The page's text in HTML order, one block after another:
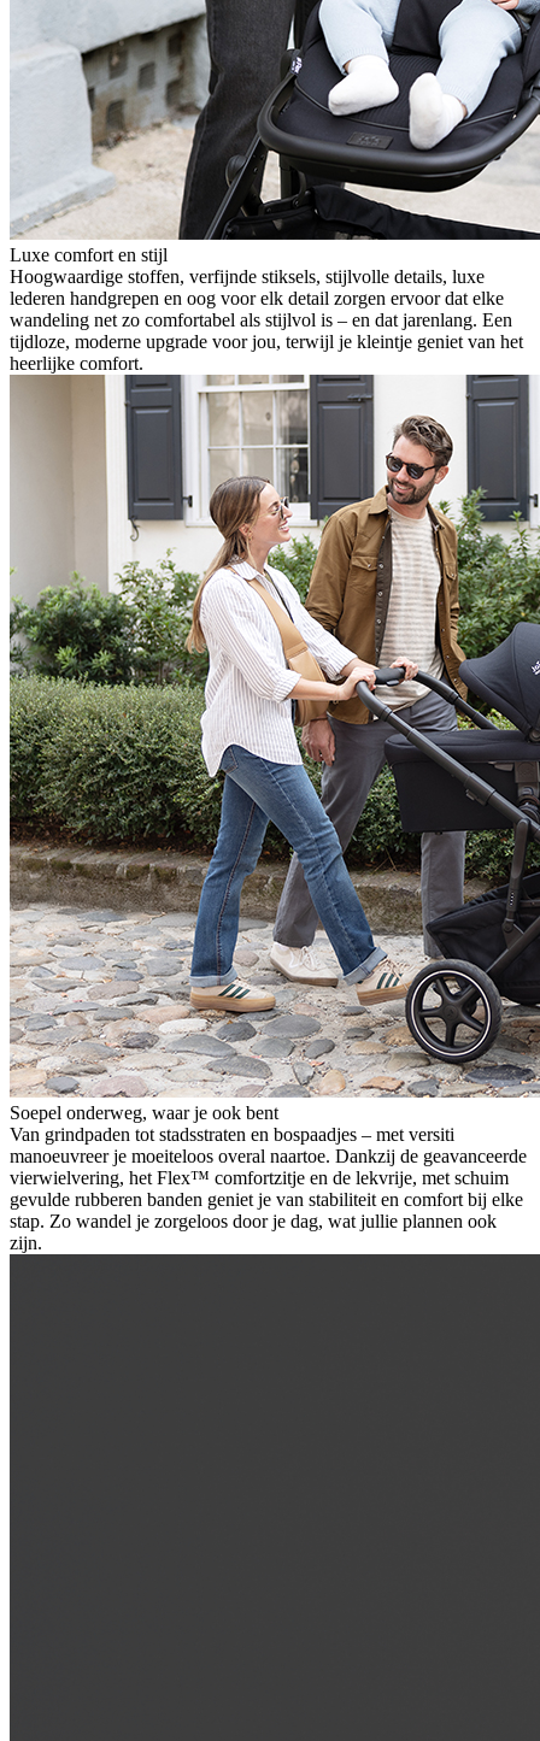
Luxe comfort en stijl
Hoogwaardige stoffen, verfijnde stiksels, stijlvolle details, luxe
lederen handgrepen en oog voor elk detail zorgen ervoor dat elke
wandeling net zo comfortabel als stijlvol is – en dat jarenlang. Een
tijdloze, moderne upgrade voor jou, terwijl je kleintje geniet van het
heerlijke comfort.
Soepel onderweg, waar je ook bent
Van grindpaden tot stadsstraten en bospaadjes – met versiti
manoeuvreer je moeiteloos overal naartoe. Dankzij de geavanceerde
vierwielvering, het Flex™ comfortzitje en de lekvrije, met schuim
gevulde rubberen banden geniet je van stabiliteit en comfort bij elke
stap. Zo wandel je zorgeloos door je dag, wat jullie plannen ook
zijn.